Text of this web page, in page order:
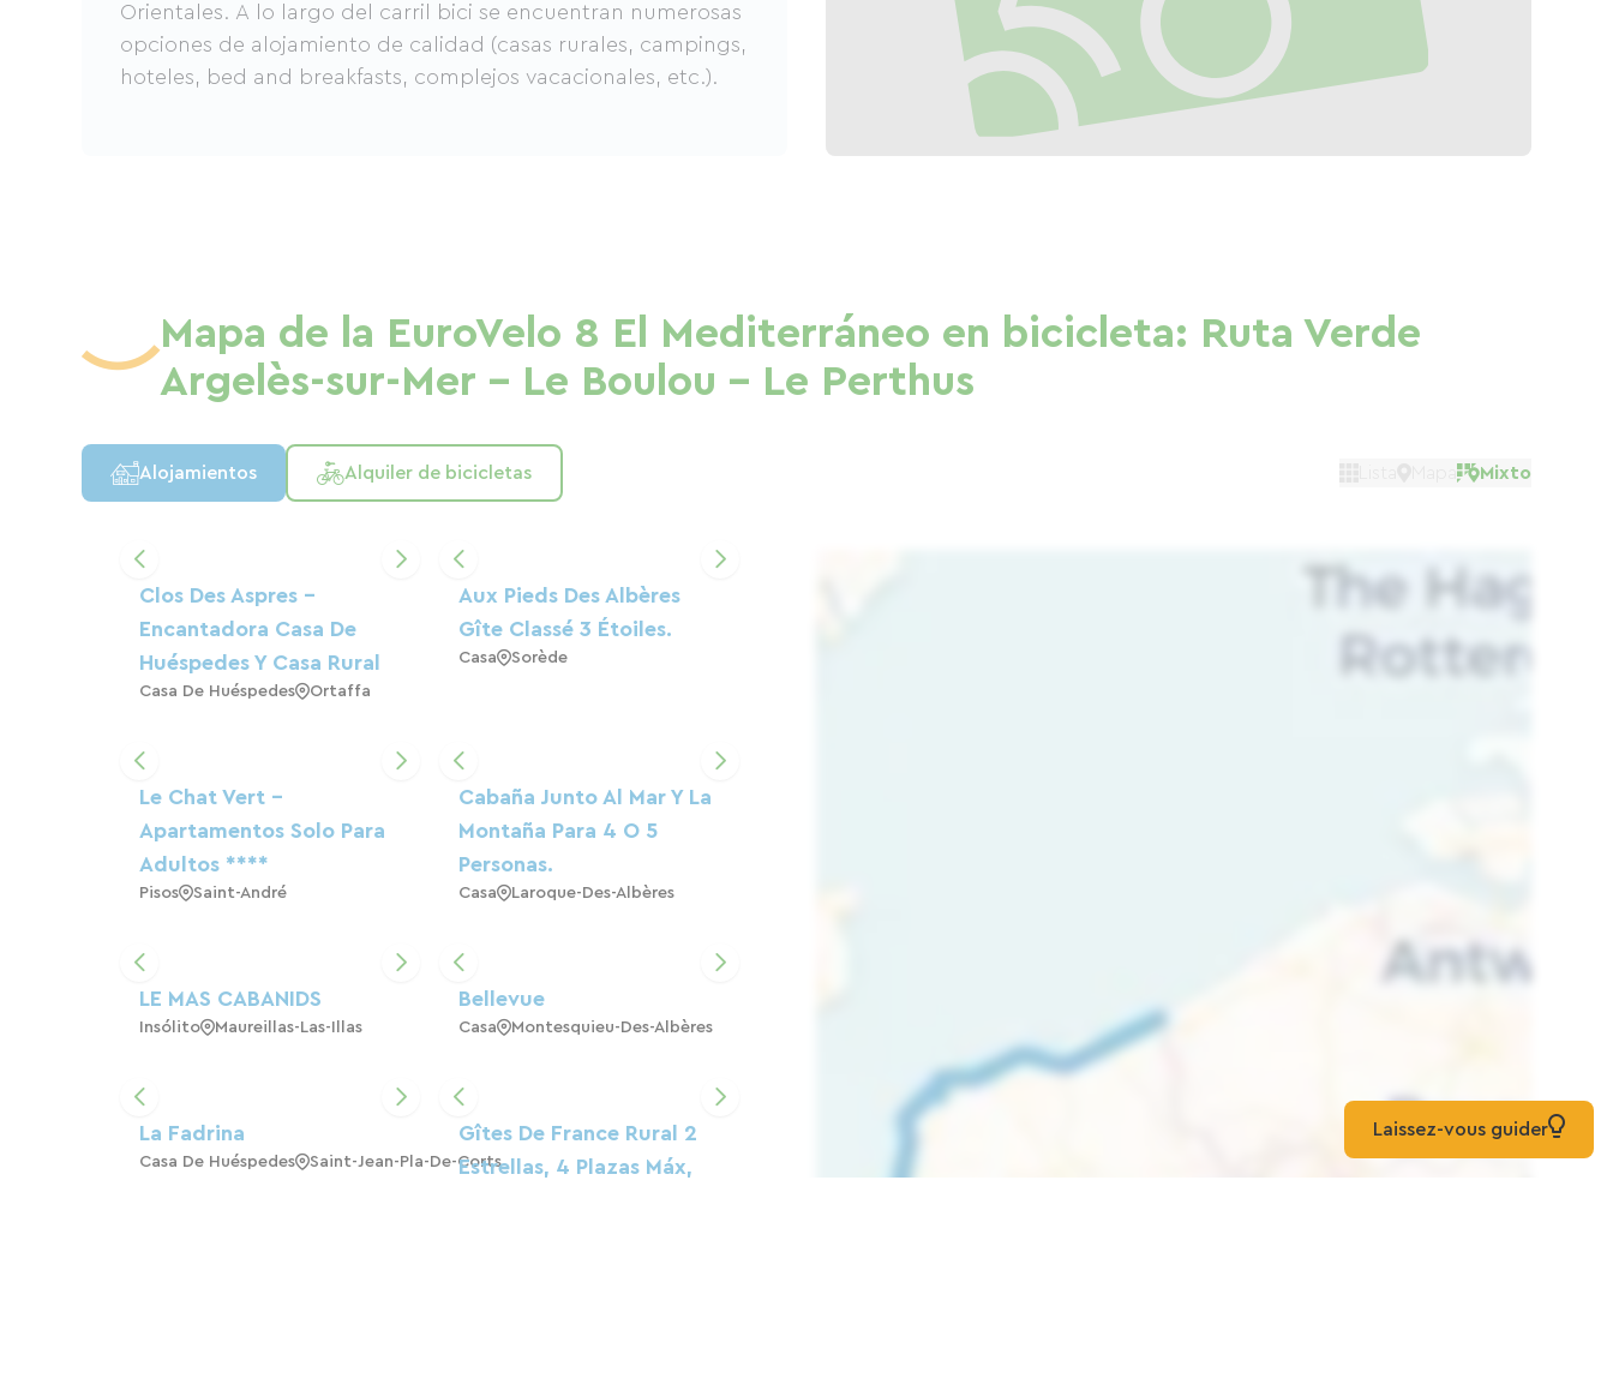
Orientales. A lo largo del carril bici se encuentran numerosas
opciones de alojamiento de calidad (casas rurales, campings,
hoteles, bed and breakfasts, complejos vacacionales, etc.).
Mapa de la EuroVelo 8 El Mediterráneo en bicicleta: Ruta Verde
Argelès-sur-Mer - Le Boulou - Le Perthus
Alojamientos Alquiler de bicicletas Mixto
Clos Des Aspres -
Encantadora Casa De
Huéspedes Y Casa Rural
Casa De Huéspedes Ortaffa
Aux Pieds Des Albères
Gîte Classé 3 Étoiles.
Casa Sorède
Le Chat Vert -
Apartamentos Solo Para
Adultos ****
Pisos Saint-André
Cabaña Junto Al Mar Y La
Montaña Para 4 O 5
Personas.
Casa Laroque-Des-Albères
LE MAS CABANIDS
Insólito Maureillas-Las-Illas
Bellevue
Casa Montesquieu-Des-Albères
La Fadrina
Casa De Huéspedes Saint-Jean-Pla-De-Corts
Gîtes De France Rural 2
Estrellas, 4 Plazas Máx,
Laissez-vous guider